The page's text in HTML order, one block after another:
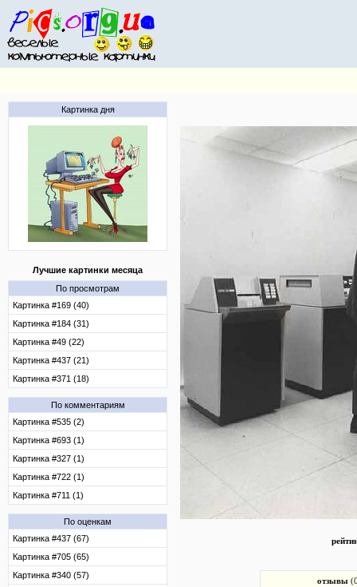
Картинка дня
Лучшие картинки месяца
По просмотрам
Картинка #169 (40)
Картинка #184 (31)
Картинка #49 (22)
Картинка #437 (21)
Картинка #371 (18)
По комментариям
Картинка #535 (2)
Картинка #693 (1)
Картинка #327 (1)
Картинка #722 (1)
Картинка #711 (1)
По оценкам
Картинка #437 (67)
Картинка #705 (65)
Картинка #340 (57)
отзывы